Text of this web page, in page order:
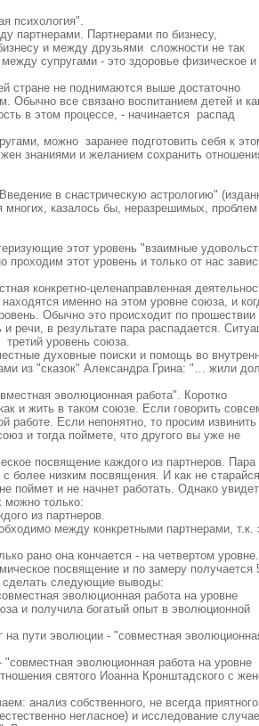
психология".
партнерами. Партнерами по бизнесу,
и между друзьями сложности не так
супругами - это здоровье физическое и
стране не поднимаются выше достаточно
Обычно все связано воспитанием детей и
в этом процессе, - начинается распад
можно заранее подготовить себя к
знаниями и желанием сохранить
в снастрическую астрологию"
казалось бы, неразрешимых,
этот уровень "взаимные
этот уровень и только от нас
конкретно-целенаправленная
именно на этом уровне союза, и
Обычно это происходит по прошествии
речи, в результате пара распадается.
третий уровень союза.
духовные поиски и помощь во
из "сказок" Александра Грина: "… жили
эволюционная работа". Коротко
и жить в таком союзе. Если говорить
работе. Если непонятно, то просим извинить
и тогда поймете, что другого вы уже не
посвящение каждого из партнеров. Пара
более низким посвящения. И как не старайся
поймет и не начнет работать. Однако
можно только:
из партнеров.
между конкретными партнерами, т.к.
рано она кончается - на четвертом
посвящение и по замеру получается
сделать следующие выводы:
эволюционная работа на уровне
и получила богатый опыт в эволюционной
пути эволюции - "совместная
эволюционная работа на уровне
святого Иоанна Кронштадского с
анализ собственного, не всегда приятного
негласное) и исследование